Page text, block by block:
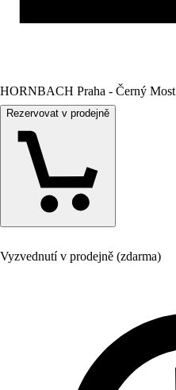
HORNBACH Praha - Černý Most
Rezervovat v prodejně
Vyzvednutí v prodejně (zdarma)